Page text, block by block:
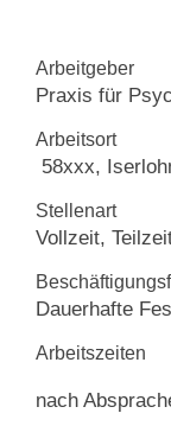
Arbeitgeber
Praxis für
Arbeitsort
58xxx,
Stellenart
Vollzeit,
Dauerhafte
Arbeitszeiten
nach